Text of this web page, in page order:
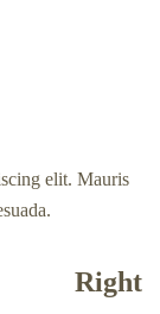
elit. Mauris
Right